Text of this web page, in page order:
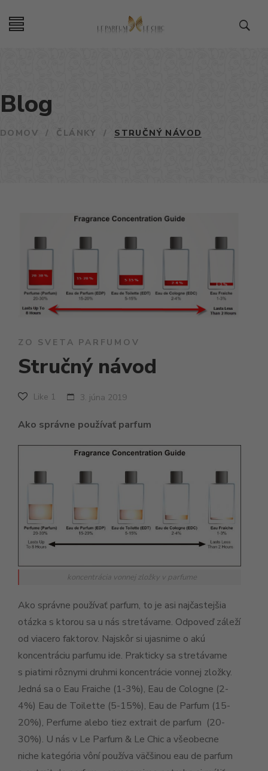
Blog
DOMOV / ČLÁNKY / STRUČNÝ NÁVOD
ZO SVETA PARFUMOV
Stručný návod
Like 1 3. júna 2019
Ako správne používať parfum
koncentrácia vonnej zložky v parfume
Ako správne používať parfum, to je asi najčastejšia
otázka s ktorou sa u nás stretávame. Odpoveď záleží
od viacero faktorov. Najskôr si ujasnime o akú
koncentráciu parfumu ide. Prakticky sa stretávame
s piatimi rôznymi druhmi koncentrácie vonnej zložky.
Jedná sa o Eau Fraiche (1-3%), Eau de Cologne (2-
4%) Eau de Toilette (5-15%), Eau de Parfum (15-
20%), Perfume alebo tiez extrait de parfum (20-
30%). U nás v Le Parfum & Le Chic a všeobecne
niche kategória vôní používa väčšinou eau de parfum